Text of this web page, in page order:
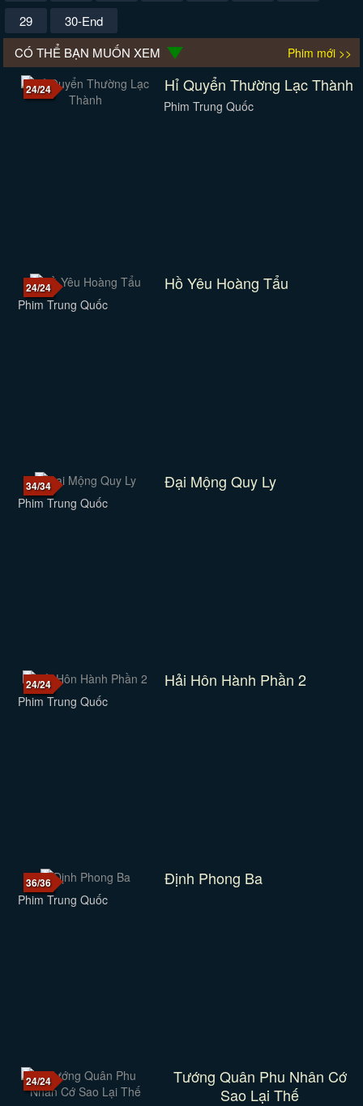
29
30-End
CÓ THỂ BẠN MUỐN XEM
Phim mới >>
24/24 Hỉ Quyển Thường Lạc Thành
Phim Trung Quốc
24/24 Hồ Yêu Hoàng Tẩu
Phim Trung Quốc
34/34 Đại Mộng Quy Ly
Phim Trung Quốc
24/24 Hải Hôn Hành Phần 2
Phim Trung Quốc
36/36 Định Phong Ba
Phim Trung Quốc
24/24
Tướng Quân Phu Nhân Cớ
Sao Lại Thế